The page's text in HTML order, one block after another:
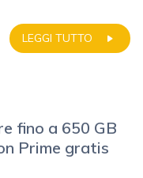
LEGGI TUTTO
fino a 650 GB
Prime gratis